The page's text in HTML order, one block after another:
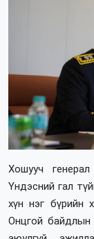
Хошууч
Үндэсний гал
хүн нэг бүрийн
Онцгой байдлын